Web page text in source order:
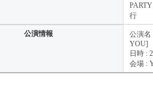
行
公演情報
公演名
YOU]
日時 :
会場 :